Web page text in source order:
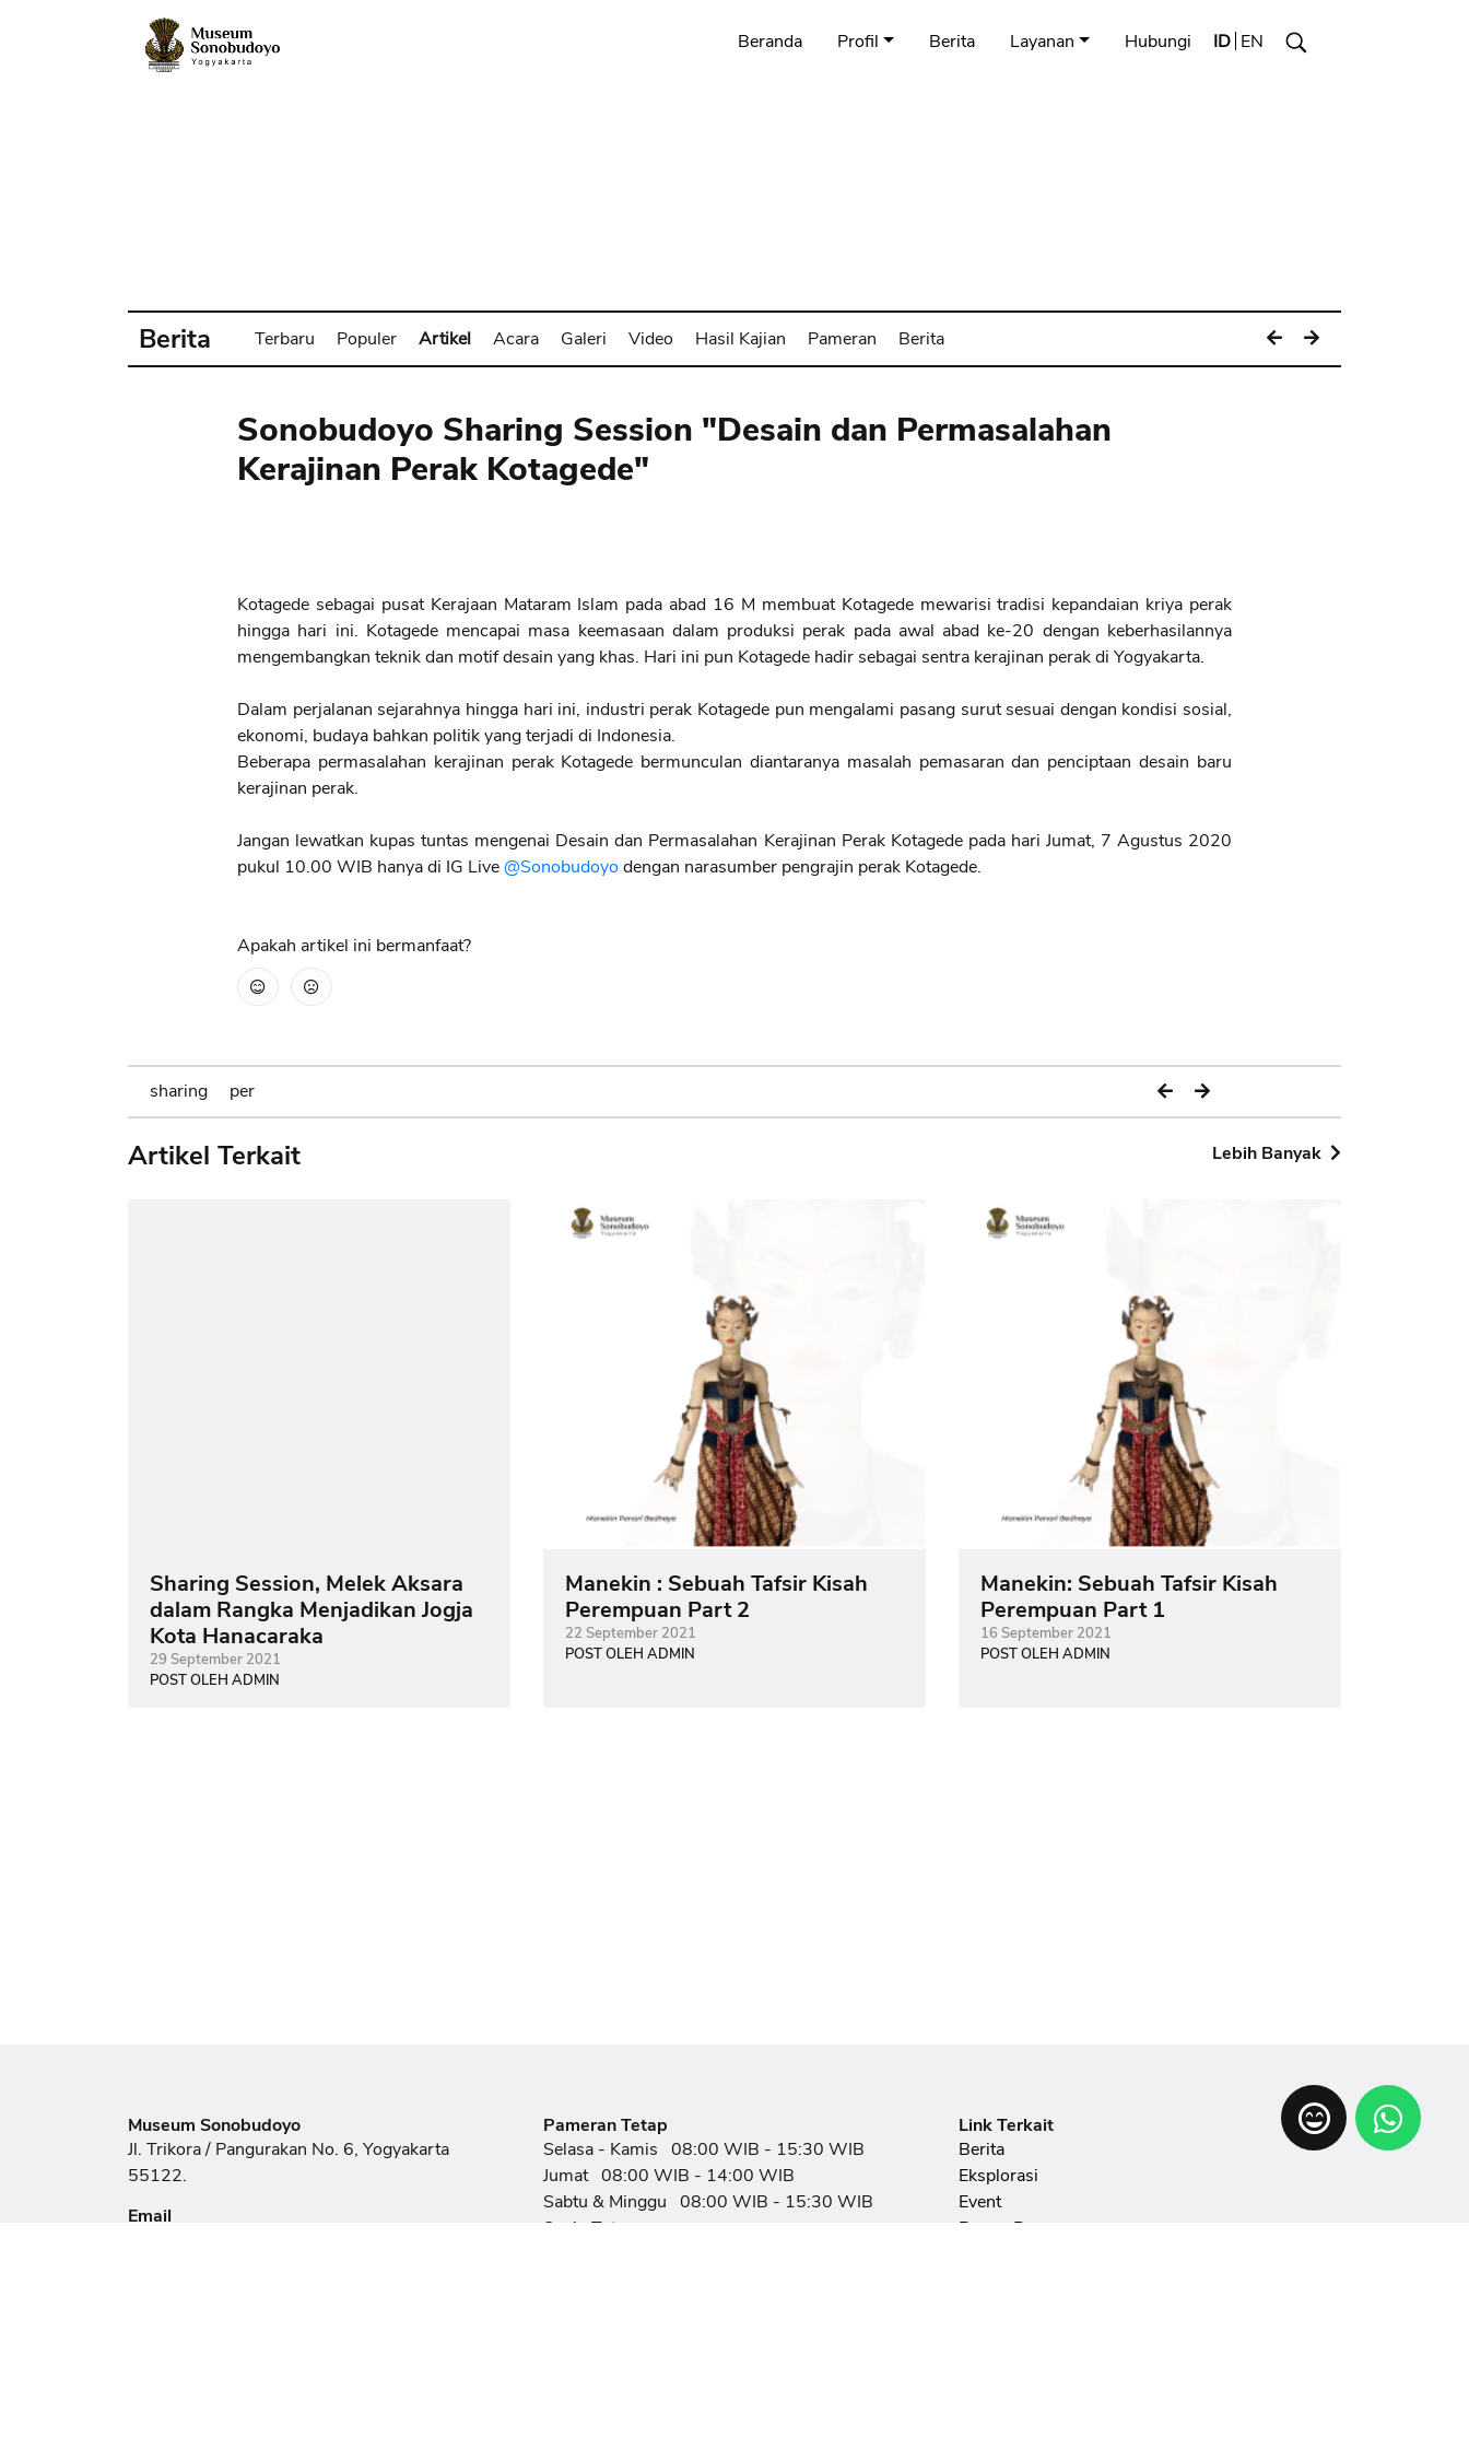
Beranda Profil Berita Layanan Hubungi ID EN
Berita Terbaru Populer Artikel Acara Galeri Video Hasil Kajian Pameran Berita
Sonobudoyo Sharing Session "Desain dan Permasalahan
Kerajinan Perak Kotagede"
Kotagede sebagai pusat Kerajaan Mataram Islam pada abad 16 M membuat Kotagede mewarisi tradisi kepandaian kriya perak
hingga hari ini. Kotagede mencapai masa keemasaan dalam produksi perak pada awal abad ke-20 dengan keberhasilannya
mengembangkan teknik dan motif desain yang khas. Hari ini pun Kotagede hadir sebagai sentra kerajinan perak di Yogyakarta.
Dalam perjalanan sejarahnya hingga hari ini, industri perak Kotagede pun mengalami pasang surut sesuai dengan kondisi sosial,
ekonomi, budaya bahkan politik yang terjadi di Indonesia.
Beberapa permasalahan kerajinan perak Kotagede bermunculan diantaranya masalah pemasaran dan penciptaan desain baru
kerajinan perak.
Jangan lewatkan kupas tuntas mengenai Desain dan Permasalahan Kerajinan Perak Kotagede pada hari Jumat, 7 Agustus 2020
pukul 10.00 WIB hanya di IG Live@Sonobudoyo dengan narasumber pengrajin perak Kotagede.
Apakah artikel ini bermanfaat?
sharing per
Artikel Terkait Lebih Banyak
Sharing Session, Melek Aksara
dalam Rangka Menjadikan Jogja
Kota Hanacaraka
29 September 2021
POST OLEH ADMIN
Manekin : Sebuah Tafsir Kisah
Perempuan Part 2
22 September 2021
POST OLEH ADMIN
Manekin: Sebuah Tafsir Kisah
Perempuan Part 1
16 September 2021
POST OLEH ADMIN
Museum Sonobudoyo
Jl. Trikora / Pangurakan No. 6, Yogyakarta
55122.
Email
Pameran Tetap
Selasa - Kamis 08:00 WIB - 15:30 WIB
Jumat 08:00 WIB - 14:00 WIB
Sabtu & Minggu 08:00 WIB - 15:30 WIB
Senin Tutup
Link Terkait
Berita
Eksplorasi
Event
Ruang Pamer